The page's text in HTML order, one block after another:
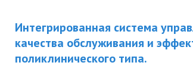
Интегрированная система
качества обслуживания и
поликлинического типа.